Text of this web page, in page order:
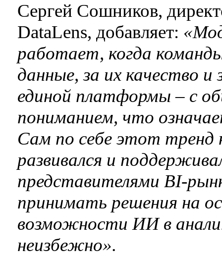
Сергей Сошников,
DataLens, добавляет:
работает, когда
данные, за их качество
единой платформы – с
пониманием, что
Сам по себе этот тренд
развивался и
представителями BI-
принимать решения на
возможности ИИ в
неизбежно».